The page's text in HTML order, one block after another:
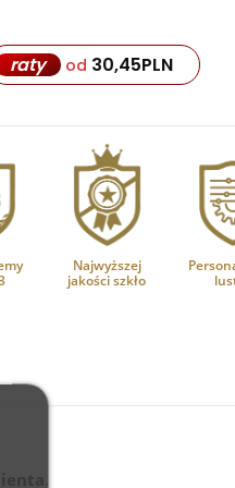
raty od 30,45PLN
Najwyższej
jakości szkło